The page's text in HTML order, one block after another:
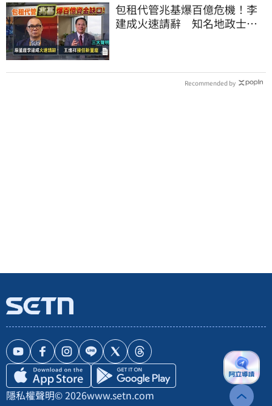
包租代管兆基爆百億危機！李
建成火速請辭 知名地政士接
Recommended by
隱私權聲明© 2026www.setn.com